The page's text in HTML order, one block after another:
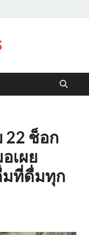
22 ช็อก
เผย
มที่ดื่มทุก